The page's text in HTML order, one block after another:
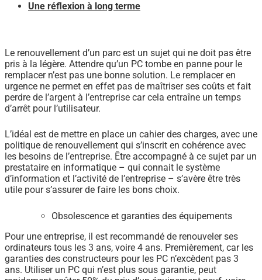
Une réflexion à long terme
Le renouvellement d’un parc est un sujet qui ne doit pas être
pris à la légère. Attendre qu’un PC tombe en panne pour le
remplacer n’est pas une bonne solution. Le remplacer en
urgence ne permet en effet pas de maîtriser ses coûts et fait
perdre de l’argent à l’entreprise car cela entraîne un temps
d’arrêt pour l’utilisateur.
L’idéal est de mettre en place un cahier des charges, avec une
politique de renouvellement qui s’inscrit en cohérence avec
les besoins de l’entreprise. Être accompagné à ce sujet par un
prestataire en informatique – qui connait le système
d’information et l’activité de l’entreprise – s’avère être très
utile pour s’assurer de faire les bons choix.
Obsolescence et garanties des équipements
Pour une entreprise, il est recommandé de renouveler ses
ordinateurs tous les 3 ans, voire 4 ans. Premièrement, car les
garanties des constructeurs pour les PC n’excèdent pas 3
ans. Utiliser un PC qui n’est plus sous garantie, peut